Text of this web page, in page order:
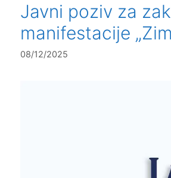
Javni poziv za
manifestacije
08/12/2025